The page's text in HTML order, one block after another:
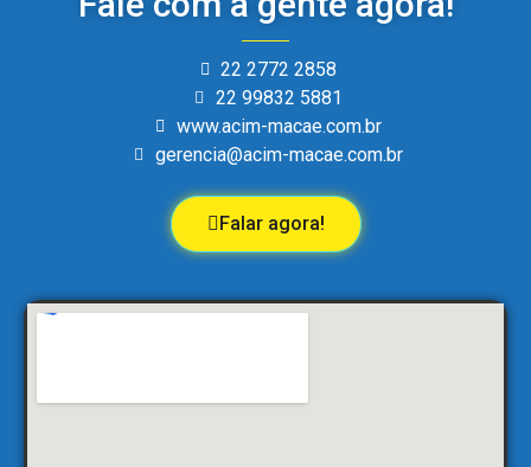
22 2772 2858
22 99832 5881
www.acim-macae.com.br
gerencia@acim-macae.com.br
Falar agora!